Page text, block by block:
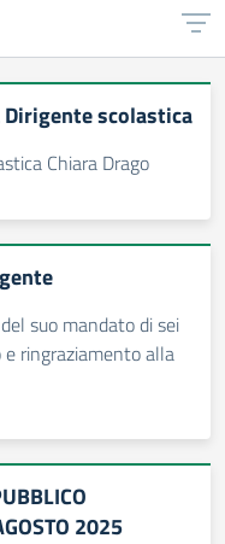
scolastica
Chiara Drago
suo mandato di sei
ringraziamento alla
2025